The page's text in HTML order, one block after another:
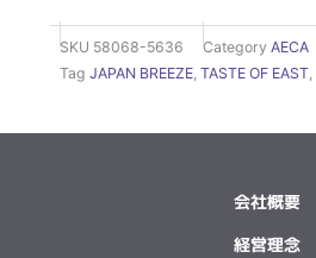
SKU 58068-5636 Category AECA
Tag JAPAN BREEZE TASTE OF EAST
会社概要
経営理念